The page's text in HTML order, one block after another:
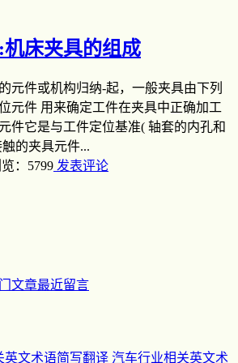
床夹具的组成
元件或机构归纳-起，一般夹具由下列
元件 用来确定工件在夹具中正确加工
件它是与工件定位基准( 轴套的内孔和
的夹具元件...
：5799 发表评论
文章最近留言
汽车行业相关英文术